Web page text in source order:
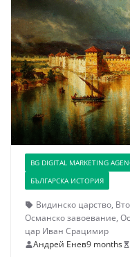
BG DIGITAL MARKETING
БЪЛГАРСКА ИСТОРИЯ
Видинско царство,
Османско завоевание,
цар Иван Срацимир
Андрей Енев9 months